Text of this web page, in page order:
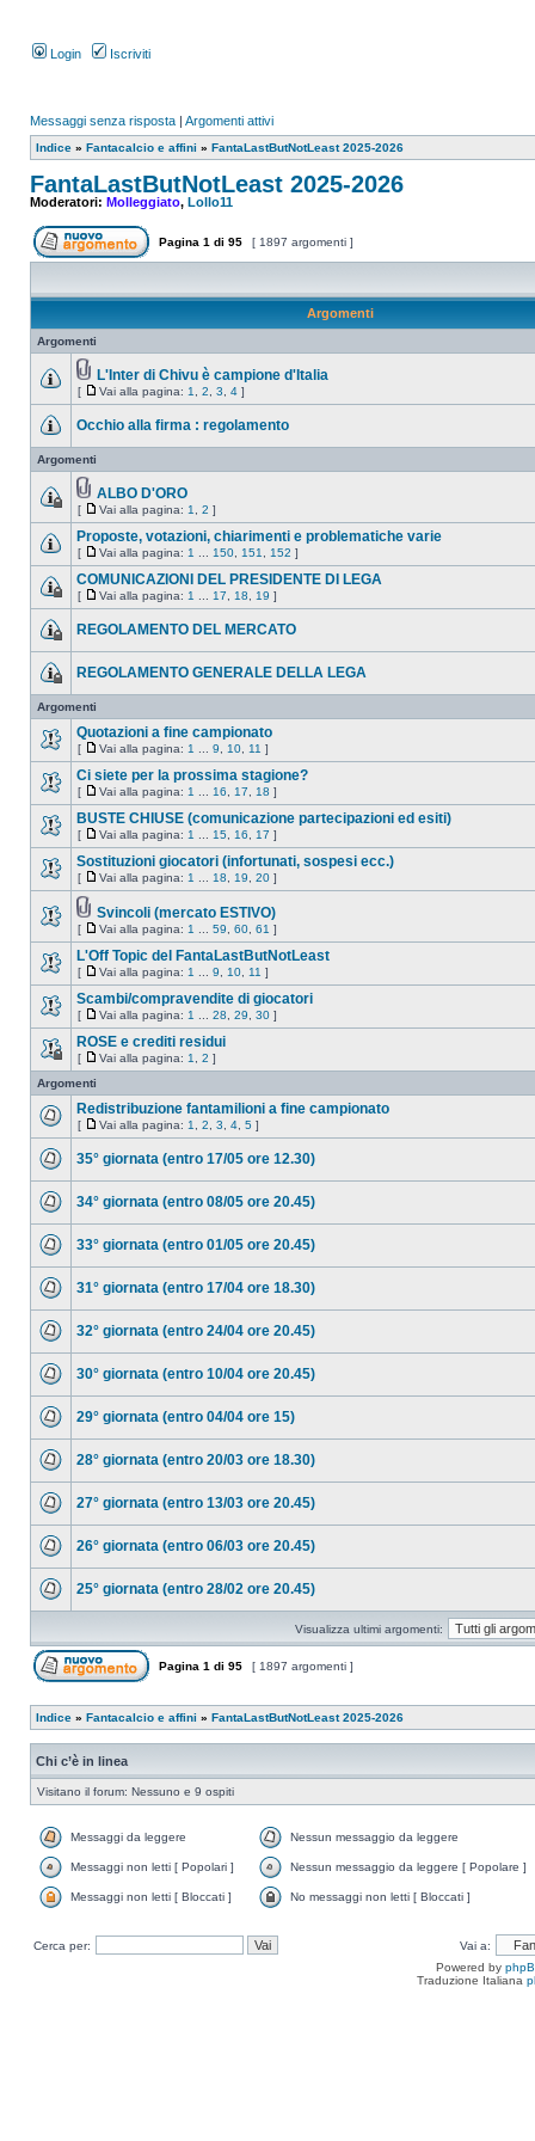
Login Iscriviti
Messaggi senza risposta | Argomenti attivi
Indice » Fantacalcio e affini » FantaLastButNotLeast 2025-2026
FantaLastButNotLeast 2025-2026
Moderatori: Molleggiato, Lollo11
Pagina 1 di 95 [ 1897 argomenti ]
Argomenti
Argomenti
L'Inter di Chivu è campione d'Italia
[ Vai alla pagina: 1 2 3 4 ]
Occhio alla firma : regolamento
Argomenti
ALBO D'ORO
[ Vai alla pagina: 1 2 ]
Proposte, votazioni, chiarimenti e problematiche varie
[ Vai alla pagina: 1 150 151 152 ]
COMUNICAZIONI DEL PRESIDENTE DI LEGA
[ Vai alla pagina: 1 17 18 19 ]
REGOLAMENTO DEL MERCATO
REGOLAMENTO GENERALE DELLA LEGA
Argomenti
Quotazioni a fine campionato
[ Vai alla pagina: 1 9 10 11 ]
Ci siete per la prossima stagione?
[ Vai alla pagina: 1 16 17 18 ]
BUSTE CHIUSE (comunicazione partecipazioni ed esiti)
[ Vai alla pagina: 1 15 16 17 ]
Sostituzioni giocatori (infortunati, sospesi ecc.)
[ Vai alla pagina: 1 18 19 20 ]
Svincoli (mercato ESTIVO)
[ Vai alla pagina: 1 59 60 61 ]
L'Off Topic del FantaLastButNotLeast
[ Vai alla pagina: 1 9 10 11 ]
Scambi/compravendite di giocatori
[ Vai alla pagina: 1 28 29 30 ]
ROSE e crediti residui
[ Vai alla pagina: 1 2 ]
Argomenti
Redistribuzione fantamilioni a fine campionato
[ Vai alla pagina: 1 2 3 4 5 ]
35° giornata (entro 17/05 ore 12.30)
34° giornata (entro 08/05 ore 20.45)
33° giornata (entro 01/05 ore 20.45)
31° giornata (entro 17/04 ore 18.30)
32° giornata (entro 24/04 ore 20.45)
30° giornata (entro 10/04 ore 20.45)
29° giornata (entro 04/04 ore 15)
28° giornata (entro 20/03 ore 18.30)
27° giornata (entro 13/03 ore 20.45)
26° giornata (entro 06/03 ore 20.45)
25° giornata (entro 28/02 ore 20.45)
Visualizza ultimi argomenti:
Pagina 1 di 95 [ 1897 argomenti ]
Indice » Fantacalcio e affini » FantaLastButNotLeast 2025-2026
Chi c’è in linea
Visitano il forum: Nessuno e 9 ospiti
Messaggi da leggere Nessun messaggio da leggere
Messaggi non letti [ Popolari ] Nessun messaggio da leggere [ Popolare ]
Messaggi non letti [ Bloccati ] No messaggi non letti [ Bloccati ]
Cerca per:
Vai a:
Powered by
Traduzione Italiana